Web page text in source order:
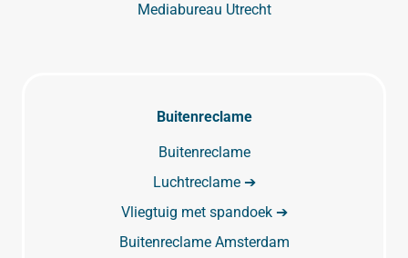
Mediabureau Utrecht
Buitenreclame
Buitenreclame
Luchtreclame ➔
Vliegtuig met spandoek ➔
Buitenreclame Amsterdam